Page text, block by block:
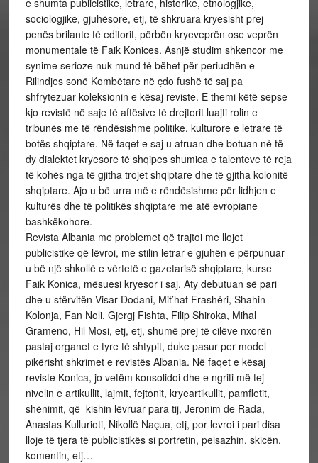
e shumta publicistike, letrare, historike, etnologjike,
sociologjike, gjuhësore, etj, të shkruara kryesisht prej
penës brilante të editorit, përbën kryeveprën ose veprën
monumentale të Faik Konices. Asnjë studim shkencor me
synime serioze nuk mund të bëhet për periudhën e
Rilindjes sonë Kombëtare në çdo fushë të saj pa
shfrytezuar koleksionin e kësaj reviste. E themi këtë sepse
kjo revistë në saje të aftësive të drejtorit luajti rolin e
tribunës me të rëndësishme politike, kulturore e letrare të
botës shqiptare. Në faqet e saj u afruan dhe botuan në të
dy dialektet kryesore të shqipes shumica e talenteve të reja
të kohës nga të gjitha trojet shqiptare dhe të gjitha kolonitë
shqiptare. Ajo u bë urra më e rëndësishme për lidhjen e
kulturës dhe të politikës shqiptare me atë evropiane
bashkëkohore.
Revista Albania me problemet që trajtoi me llojet
publicistike që lëvroi, me stilin letrar e gjuhën e përpunuar
u bë një shkollë e vërtetë e gazetarisë shqiptare, kurse
Faik Konica, mësuesi kryesor i saj. Aty debutuan së pari
dhe u stërvitën Visar Dodani, Mit’hat Frashëri, Shahin
Kolonja, Fan Noli, Gjergj Fishta, Filip Shiroka, Mihal
Grameno, Hil Mosi, etj, etj, shumë prej të cilëve nxorën
pastaj organet e tyre të shtypit, duke pasur per model
pikërisht shkrimet e revistës Albania. Në faqet e kësaj
reviste Konica, jo vetëm konsolidoi dhe e ngriti më tej
nivelin e artikullit, lajmit, fejtonit, kryeartikullit, pamfletit,
shënimit, që kishin lëvruar para tij, Jeronim de Rada,
Anastas Kullurioti, Nikollë Naçua, etj, por levroi i pari disa
lloje të tjera të publicistikës si portretin, peisazhin, skicën,
komentin, etj…